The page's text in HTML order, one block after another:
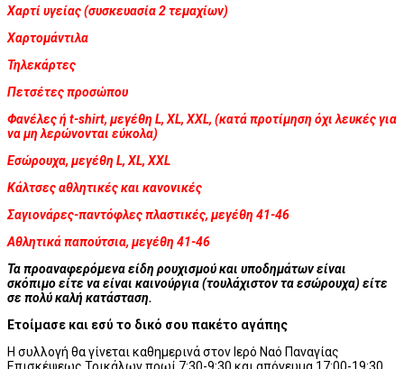
Χαρτί υγείας (συσκευασία 2 τεμαχίων)
Χαρτομάντιλα
Τηλεκάρτες
Πετσέτες προσώπου
Φανέλες ή t-shirt, μεγέθη L, XL, XΧL, (κατά προτίμηση όχι λευκές για
να μη λερώνονται εύκολα)
Εσώρουχα, μεγέθη L, XL, XΧL
Κάλτσες αθλητικές και κανονικές
Σαγιονάρες-παντόφλες πλαστικές, μεγέθη 41-46
Αθλητικά παπούτσια, μεγέθη 41-46
Τα προαναφερόμενα είδη ρουχισμού και υποδημάτων είναι
σκόπιμο είτε να είναι καινούργια (τουλάχιστον τα εσώρουχα) είτε
σε πολύ καλή κατάσταση.
Ετοίμασε και εσύ το δικό σου πακέτο αγάπης
Η συλλογή θα γίνεται καθημερινά στον Ιερό Ναό Παναγίας
Επισκέψεως Τρικάλων πρωί 7:30-9:30 και απόγευμα 17:00-19:30.